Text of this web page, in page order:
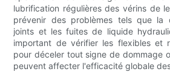
lubrification régulières des vérins de
prévenir des problèmes tels que la
joints et les fuites de liquide
important de vérifier les flexibles et
pour déceler tout signe de dommage
peuvent affecter l'efficacité globale